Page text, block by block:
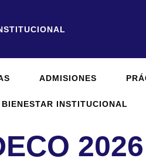
ADMISIONES
BIENESTAR INSTITUCIONAL
2026